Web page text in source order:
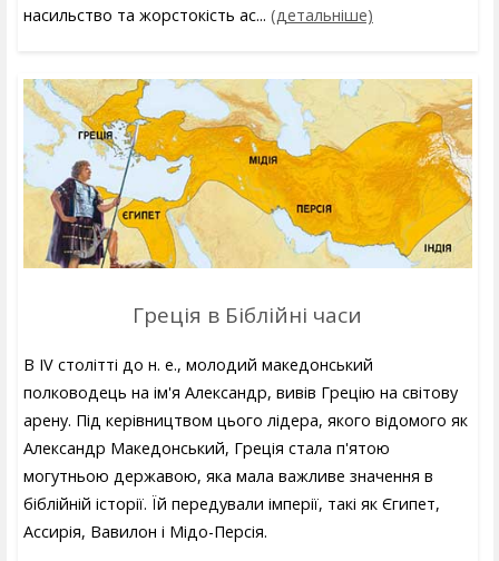
насильство та жорстокість ас... (детальніше)
Греція в Біблійні часи
В IV столітті до н. е., молодий македонський
полководець на ім'я Александр, вивів Грецію на світову
арену. Під керівництвом цього лідера, якого відомого як
Александр Македонський, Греція стала п'ятою
могутньою державою, яка мала важливе значення в
біблійній історії. Їй передували імперії, такі як Єгипет,
Ассирія, Вавилон і Мідо-Персія.